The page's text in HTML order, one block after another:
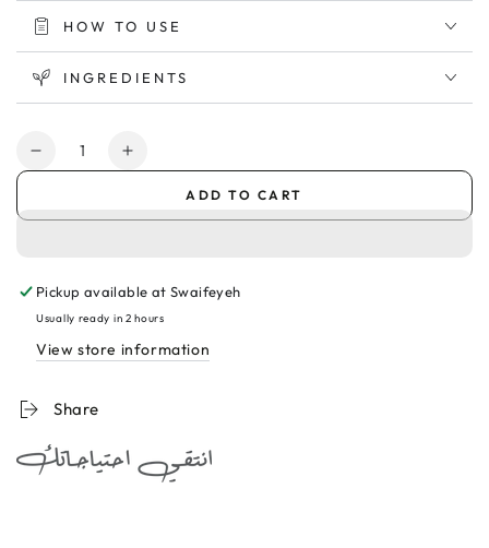
HOW TO USE
INGREDIENTS
Quantity
Decrease
Foot
Deo
Lotion
100ml
مزيل
لليدين
Increase
Foot
Deo
Lotion
100ml
لليدين
والقدمين
ADD TO CART
Pickup available atSwaifeyeh
Usually ready in 2 hours
View store information
Share